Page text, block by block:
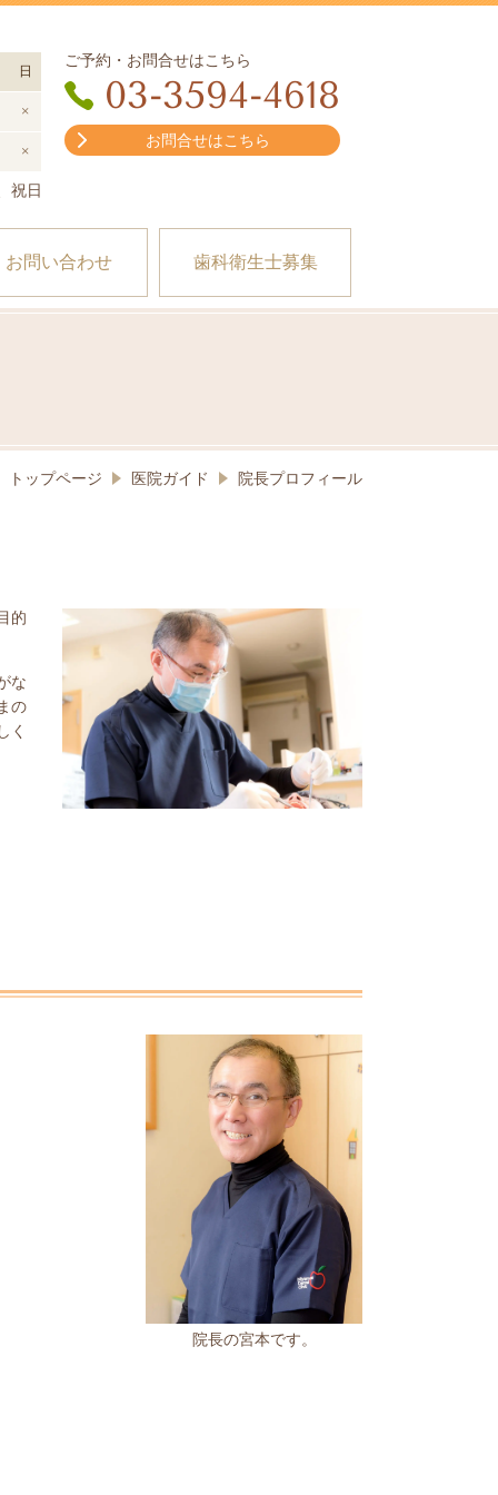
日
×
×
祝日
ご予約・お問合せはこちら
03-3594-4618
お問合せはこちら
お問い合わせ 歯科衛生士募集
トップページ 医院ガイド 院長プロフィール
的
な
の
く
院長の宮本です。